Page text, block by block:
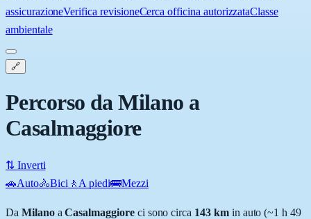
assicurazioneVerifica revisioneCerca officina autorizzataClasse
ambientale
🔗
Percorso da Milano a
Casalmaggiore
⇅ Inverti
🚗Auto🚴Bici 🚶 A piedi🚌Mezzi
Da MilanoaCasalmaggioreci sono circa 143kmin auto (~1 h 49